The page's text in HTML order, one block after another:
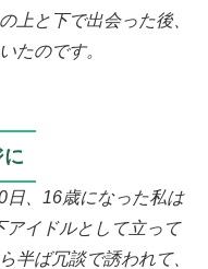
上と下で出会った後、
たのです。
日、16歳になった私は
アイドルとして立って
ば冗談で誘われて、